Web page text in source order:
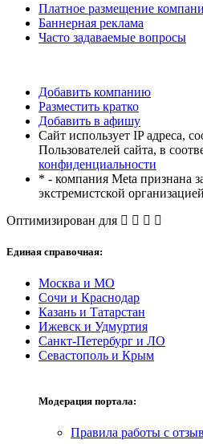
Платное размещение
Баннерная реклама
Часто задаваемые вопросы
Добавить компанию
Разместить кратко
Добавить в афишу
Сайт использует IP адреса,
Пользователей сайта, в
конфиденциальности
* - компания Meta признана
экстремистской
Оптимизирован для
Единая справочная:
Москва и МО
Сочи и Краснодар
Казань и Татарстан
Ижевск и Удмуртия
Санкт-Петербург и ЛО
Севастополь и Крым
Модерация портала:
Правила работы с